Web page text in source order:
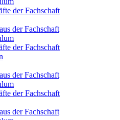
der Fachschaft
der Fachschaft
der Fachschaft
der Fachschaft
der Fachschaft
der Fachschaft